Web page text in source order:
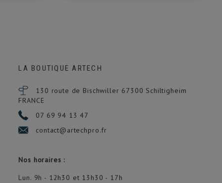
LA BOUTIQUE ARTECH
130 route de Bischwiller 67300 Schiltigheim
FRANCE
07 69 94 13 47
contact@artechpro.fr
Nos horaires :
Lun. 9h - 12h30 et 13h30 - 17h